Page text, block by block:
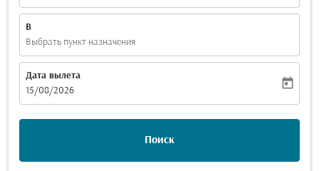
В
Выбрать пункт назначения
Дата вылета
fc-booking-departure-date-aria-label
15/08/2026
today
Поиск